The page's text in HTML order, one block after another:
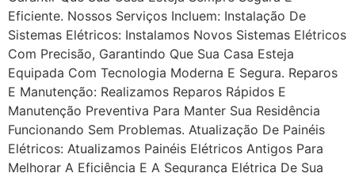
Eficiente. Nossos Serviços Incluem: Instalação De
Sistemas Elétricos: Instalamos Novos Sistemas Elétricos
Com Precisão, Garantindo Que Sua Casa Esteja
Equipada Com Tecnologia Moderna E Segura. Reparos
E Manutenção: Realizamos Reparos Rápidos E
Manutenção Preventiva Para Manter Sua Residência
Funcionando Sem Problemas. Atualização De Painéis
Elétricos: Atualizamos Painéis Elétricos Antigos Para
Melhorar A Eficiência E A Segurança Elétrica De Sua